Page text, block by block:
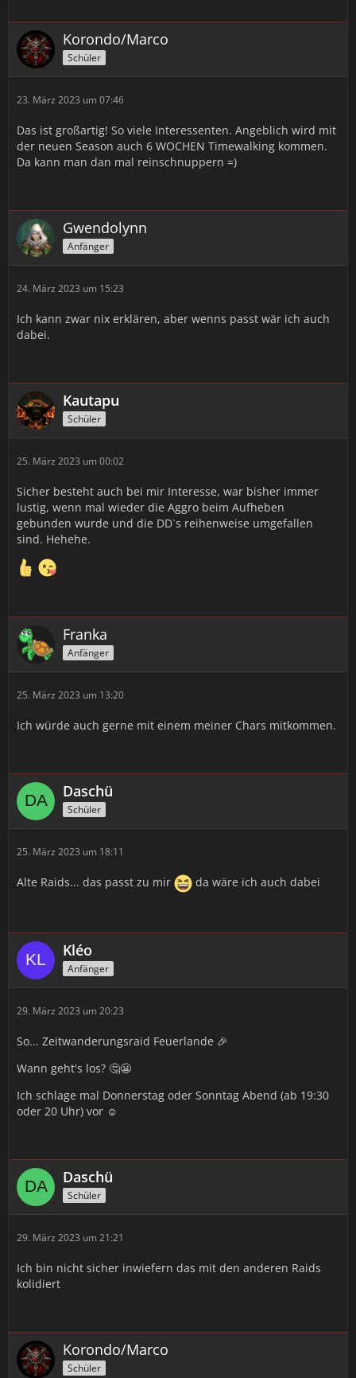
Korondo/Marco
Schüler
23. März 2023 um 07:46
Das ist großartig! So viele Interessenten. Angeblich wird mit
der neuen Season auch 6 WOCHEN Timewalking kommen.
Da kann man dan mal reinschnuppern =)
Gwendolynn
Anfänger
24. März 2023 um 15:23
Ich kann zwar nix erklären, aber wenns passt wär ich auch
dabei.
Kautapu
Schüler
25. März 2023 um 00:02
Sicher besteht auch bei mir Interesse, war bisher immer
lustig, wenn mal wieder die Aggro beim Aufheben
gebunden wurde und die DD`s reihenweise umgefallen
sind. Hehehe.
Franka
Anfänger
25. März 2023 um 13:20
Ich würde auch gerne mit einem meiner Chars mitkommen.
Daschü
Schüler
25. März 2023 um 18:11
Alte Raids... das passt zu mir da wäre ich auch dabei
Kléo
Anfänger
29. März 2023 um 20:23
So... Zeitwanderungsraid Feuerlande 🎉
Wann geht's los? 🤔😬
Ich schlage mal Donnerstag oder Sonntag Abend (ab 19:30
oder 20 Uhr) vor ☺️
Daschü
Schüler
29. März 2023 um 21:21
Ich bin nicht sicher inwiefern das mit den anderen Raids
kolidiert
Korondo/Marco
Schüler